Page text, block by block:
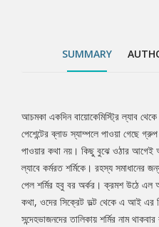
বিশেষভাবে লক্ষ্য রাখতে?
SUMMARY
Tab
Article
আচমকা একদিন বায়োকেমিস্ট্রি ল্যাব
পেশেন্টের ব্লাড স্যাম্পলে পাওয়া গেছে
পাওয়ার কথা নয়। কিছু বুঝে ওঠার আগেই
ল্যাবে কর্মরত শর্মিকে। রহস্য সমাধানের
পেল শর্মির হবু বর অর্কর। ক্রমশ উঠে এল
কথা, ওদের সিক্রেট ভল্ট থেকে এ আই এর
সন্দেহভাজনদের তালিকায় শর্মির নাম